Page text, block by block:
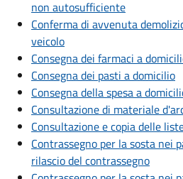
non autosufficiente
Conferma di avvenuta
veicolo
Consegna dei farmaci a
Consegna dei pasti a domicilio
Consegna della spesa a
Consultazione di materiale
Consultazione e copia delle
Contrassegno per la sosta nei
rilascio del contrassegno